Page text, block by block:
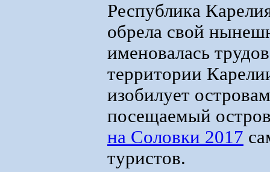
Республика
обрела свой
именовалась
территории
изобилует
посещаемый
на Соловки 2017
туристов.